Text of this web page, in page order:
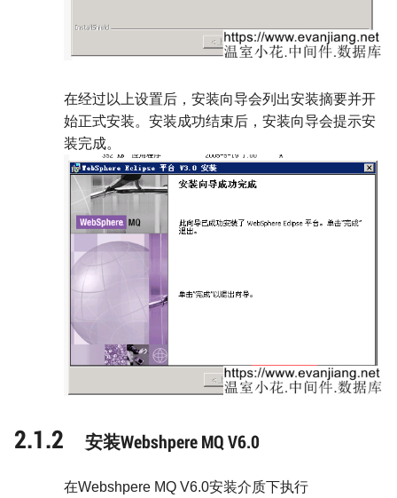
在经过以上设置后，安装向导会列出安装摘要并开
始正式安装。安装成功结束后，安装向导会提示安
装完成。
2.1.2 安装Webshpere MQ V6.0
在Webshpere MQ V6.0安装介质下执行